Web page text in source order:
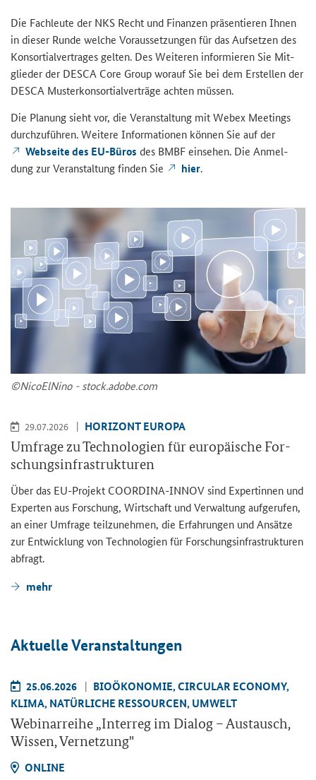
Die Fach­leu­te der NKS Recht und Fi­nan­zen prä­sen­tie­ren Ihnen
in die­ser Runde wel­che Vor­aus­set­zun­gen für das Auf­set­zen des
Kon­sor­ti­al­ver­tra­ges gel­ten. Des Wei­te­ren in­for­mie­ren Sie Mit­
glie­der der DESCA Core Groupwor­auf Sie bei dem Er­stel­len der
DESCA Mus­ter­kon­sor­ti­al­ver­trä­ge ach­ten müs­sen.
Die Pla­nung sieht vor, die Ver­an­stal­tung mitWebex Meetings
durch­zu­füh­ren. Wei­te­re In­for­ma­tio­nen kön­nen Sie auf der
Web­sei­te des EU-​Büros des BMBF ein­se­hen. Die An­mel­
dung zur Ver­an­stal­tung fin­den Sie
hier.
©Ni­co­ElNi­no - stock.adobe.com
29.07.2026 HO­RI­ZONT EU­RO­PA
Um­fra­ge zu Tech­no­lo­gien für eu­ro­päi­sche For­
schungs­in­fra­struk­tu­ren
Über das EU-​Projekt COORDINA-​INNOV sind Ex­per­tin­nen und
Ex­per­ten aus For­schung, Wirt­schaft und Ver­wal­tung auf­ge­ru­fen,
an einer Um­fra­ge teil­zu­neh­men, die Er­fah­run­gen und An­sät­ze
zur Ent­wick­lung von Tech­no­lo­gien für For­schungs­in­fra­struk­tu­ren
ab­fragt.
mehr
Ak­tu­el­le Ver­an­stal­tun­gen
25.06.2026
BIO­ÖKO­NO­MIE, CIR­CU­LAR ECO­NO­MY,
KLIMA, NA­TÜR­LI­CHE RES­SOUR­CEN, UM­WELT
We­bi­nar­rei­he „Interregim Dia­log – Aus­tausch,
Wis­sen, Ver­net­zung"
ON­LINE